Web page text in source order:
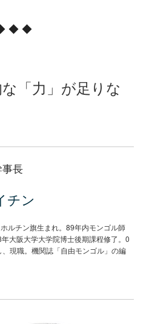
◆ ◆
「力」が足りな
長
チン
ルチン旗生まれ。89年内モンゴル師
大阪大学大学院博士後期課程修了。0
現職。機関誌「自由モンゴル」の編